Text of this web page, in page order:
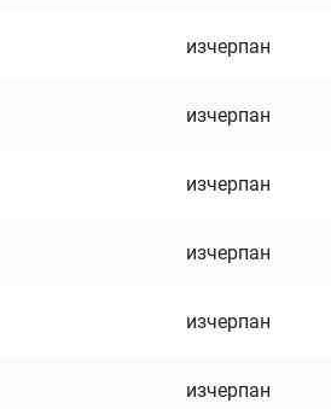
изчерпан
изчерпан
изчерпан
изчерпан
изчерпан
изчерпан